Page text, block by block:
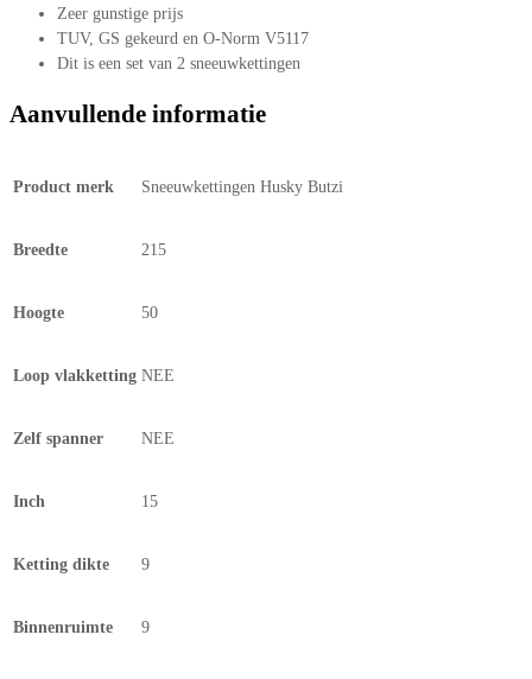
Zeer gunstige prijs
TUV, GS gekeurd en O-Norm V5117
Dit is een set van 2 sneeuwkettingen
Aanvullende informatie
Product merk Sneeuwkettingen Husky Butzi
Breedte 215
Hoogte 50
Loop vlakketting NEE
Zelf spanner NEE
Inch 15
Ketting dikte 9
Binnenruimte 9